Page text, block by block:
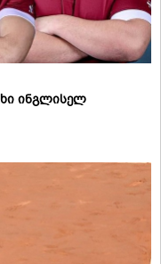
ინგლისელ